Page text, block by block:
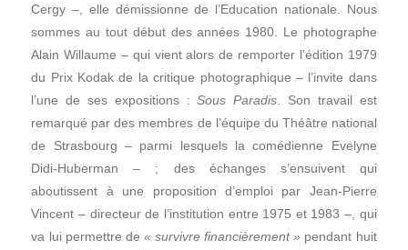
Cergy –, elle démissionne de l’Education nationale. Nous
sommes au tout début des années 1980. Le photographe
Alain Willaume – qui vient alors de remporter l’édition 1979
du Prix Kodak de la critique photographique – l’invite dans
l’une de ses expositions :Sous Paradis . Son travail est
remarqué par des membres de l’équipe du Théâtre national
de Strasbourg – parmi lesquels la comédienne Evelyne
Didi-Huberman – ; des échanges s’ensuivent qui
aboutissent à une proposition d’emploi par Jean-Pierre
Vincent – directeur de l’institution entre 1975 et 1983 –, qui
va lui permettre de « survivre financièrement » pendant huit